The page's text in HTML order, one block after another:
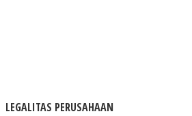
LEGALITAS PERUSAHAAN